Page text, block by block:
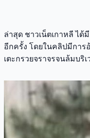
ล่าสุด ชาวเน็ตเกาหลี ไ
อีกครั้ง โดยในคลิปมีการ
เตะกรวยจราจรจนล้มบริ